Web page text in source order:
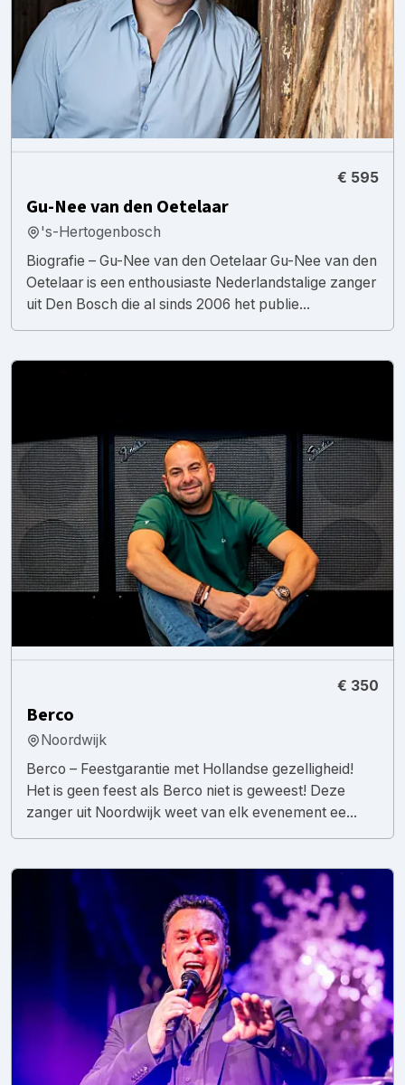
€ 595
Gu-Nee van den Oetelaar
's-Hertogenbosch
Biografie – Gu-Nee van den Oetelaar Gu-Nee van den
Oetelaar is een enthousiaste Nederlandstalige zanger
uit Den Bosch die al sinds 2006 het publie...
€ 350
Berco
Noordwijk
Berco – Feestgarantie met Hollandse gezelligheid!
Het is geen feest als Berco niet is geweest! Deze
zanger uit Noordwijk weet van elk evenement ee...